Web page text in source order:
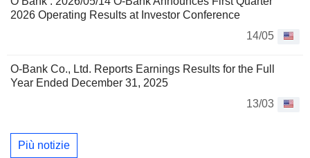
2026 Operating Results at Investor Conference
14/05
O-Bank Co., Ltd. Reports Earnings Results for the Full
Year Ended December 31, 2025
13/03
Più notizie